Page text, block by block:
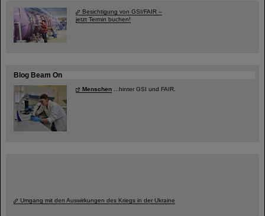
Besichtigung von GSI/FAIR –
jetzt Termin buchen!
Blog Beam On
Menschen ...hinter GSI und FAIR.
Umgang mit den Auswirkungen des Kriegs in der Ukraine